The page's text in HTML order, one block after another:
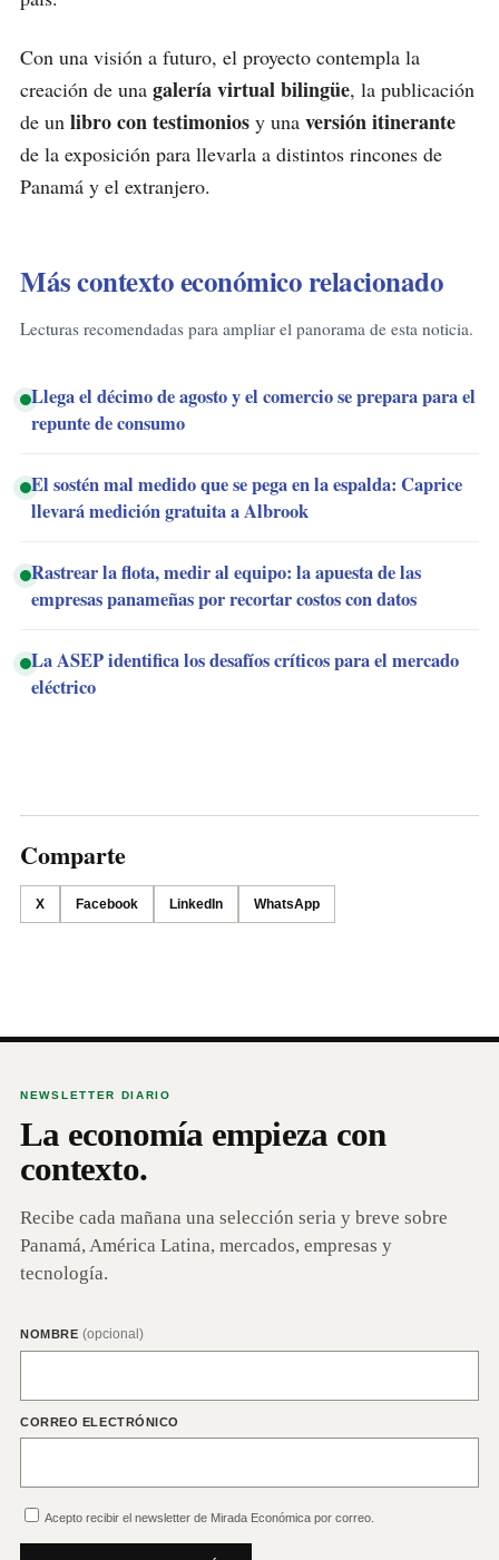
Con una visión a futuro, el proyecto contempla la
creación de una galería virtual bilingüe, la publicación
de un libro con testimonios y una versión itinerante
de la exposición para llevarla a distintos rincones de
Panamá y el extranjero.
Más contexto económico relacionado
Lecturas recomendadas para ampliar el panorama de esta noticia.
Llega el décimo de agosto y el comercio se prepara para el
repunte de consumo
El sostén mal medido que se pega en la espalda: Caprice
llevará medición gratuita a Albrook
Rastrear la flota, medir al equipo: la apuesta de las
empresas panameñas por recortar costos con datos
La ASEP identifica los desafíos críticos para el mercado
eléctrico
Comparte
X Facebook LinkedIn WhatsApp
NEWSLETTER DIARIO
La economía empieza con
contexto.
Recibe cada mañana una selección seria y breve sobre
Panamá, América Latina, mercados, empresas y
tecnología.
NOMBRE (opcional)
CORREO ELECTRÓNICO
Acepto recibir el newsletter de Mirada Económica por correo.